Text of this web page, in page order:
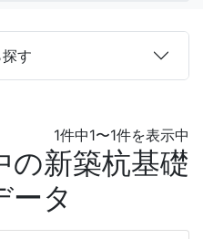
す
1件中1〜1件を表示中
の新築杭基礎
ータ